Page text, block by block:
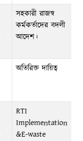
সহকারী রাজস্ব
কর্মকর্তাদের বদলী
আদেশ।
অতিরিক্ত দায়িত্ব
RTI
Implementation
&E-waste